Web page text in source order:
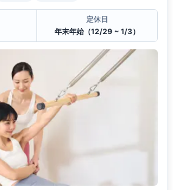
定休日
年末年始（12/29 ~ 1/3）